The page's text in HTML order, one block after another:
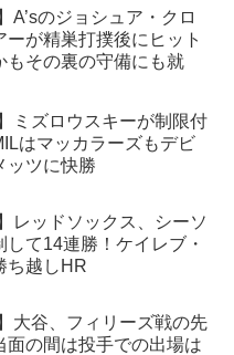
A’sのジョシュア・クロ
ーが精巣打撲後にヒット
もその裏の守備にも就
ミズロウスキーが制限付
はマッカラーズもデビ
ッツに快勝
レッドソックス、シーソ
して14連勝！ケイレブ・
ち越しHR
大谷、フィリーズ戦の先
面の間は投手での出場は